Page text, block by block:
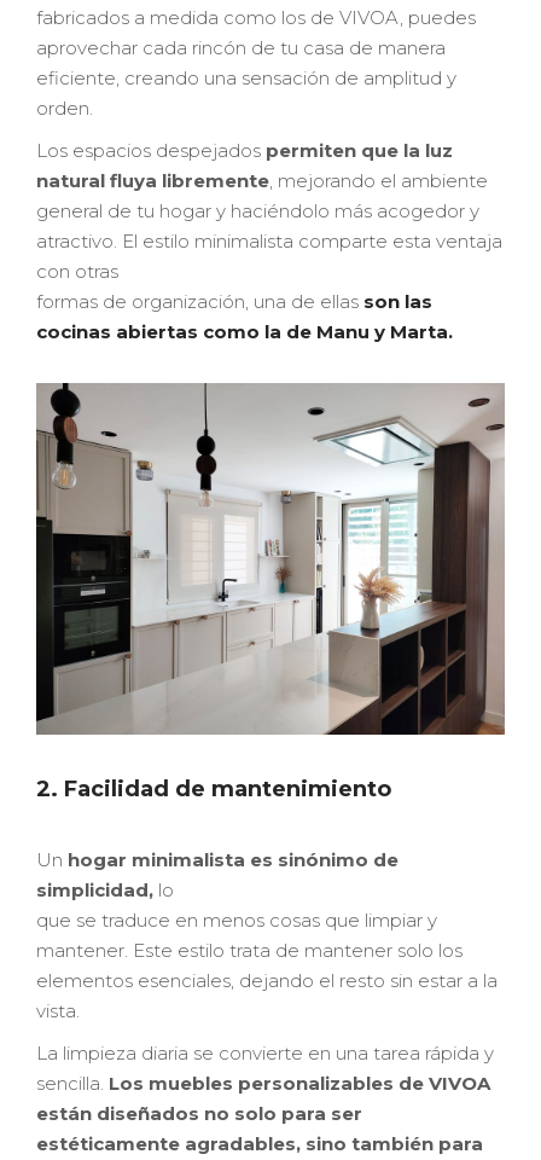
fabricados a medida como los de VIVOA, puedes
aprovechar cada rincón de tu casa de manera
eficiente, creando una sensación de amplitud y
orden.
Los espacios despejados permiten que la luz
natural fluya libremente , mejorando el ambiente
general de tu hogar y haciéndolo más acogedor y
atractivo. El estilo minimalista comparte esta ventaja
con otras
formas de organización, una de ellas son las
cocinas abiertas como la de Manu y Marta.
2. Facilidad de mantenimiento
Un hogar minimalista es sinónimo de
simplicidad, lo
que se traduce en menos cosas que limpiar y
mantener. Este estilo trata de mantener solo los
elementos esenciales, dejando el resto sin estar a la
vista.
La limpieza diaria se convierte en una tarea rápida y
sencilla. Los muebles personalizables de VIVOA
están diseñados no solo para ser
estéticamente agradables, sino también para